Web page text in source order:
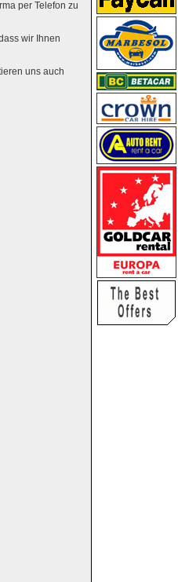
per Telefon zu
wir Ihnen
uns auch